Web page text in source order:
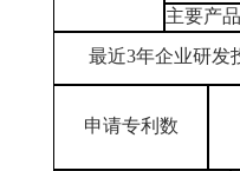
主要产
最近3年企业研发
申请专利数